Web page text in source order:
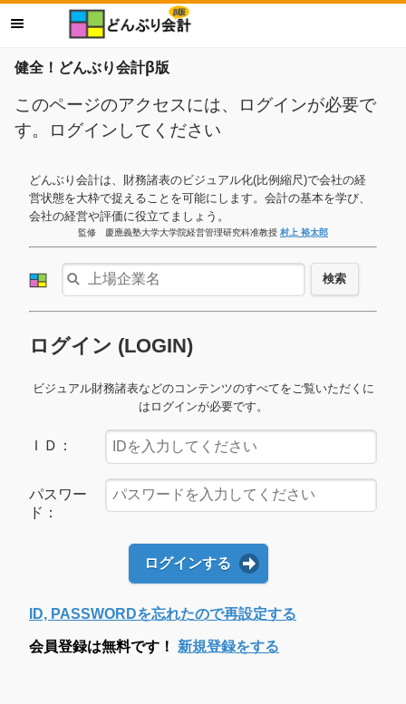
健全！どんぶり会計β版
このページのアクセスには、ログインが必要で
す。ログインしてください
どんぶり会計は、財務諸表のビジュアル化(比例縮尺)で会社の経
営状態を大枠で捉えることを可能にします。会計の基本を学び、
会社の経営や評価に役立てましょう。
監修 慶應義塾大学大学院経営管理研究科准教授 村上 裕太郎
検索
ログイン (LOGIN)
ビジュアル財務諸表などのコンテンツのすべてをご覧いただくに
はログインが必要です。
ＩＤ：
パスワー
ド：
ログインする
ID, PASSWORDを忘れたので再設定する
会員登録は無料です！ 新規登録をする